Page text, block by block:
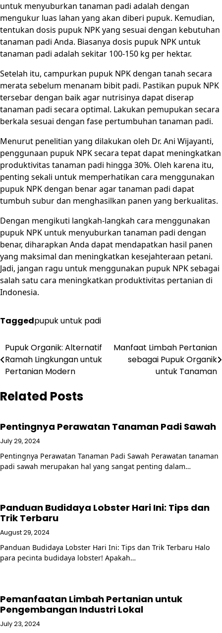
untuk menyuburkan tanaman padi adalah dengan
mengukur luas lahan yang akan diberi pupuk. Kemudian,
tentukan dosis pupuk NPK yang sesuai dengan kebutuhan
tanaman padi Anda. Biasanya dosis pupuk NPK untuk
tanaman padi adalah sekitar 100-150 kg per hektar.
Setelah itu, campurkan pupuk NPK dengan tanah secara
merata sebelum menanam bibit padi. Pastikan pupuk NPK
tersebar dengan baik agar nutrisinya dapat diserap
tanaman padi secara optimal. Lakukan pemupukan secara
berkala sesuai dengan fase pertumbuhan tanaman padi.
Menurut penelitian yang dilakukan oleh Dr. Ani Wijayanti,
penggunaan pupuk NPK secara tepat dapat meningkatkan
produktivitas tanaman padi hingga 30%. Oleh karena itu,
penting sekali untuk memperhatikan cara menggunakan
pupuk NPK dengan benar agar tanaman padi dapat
tumbuh subur dan menghasilkan panen yang berkualitas.
Dengan mengikuti langkah-langkah cara menggunakan
pupuk NPK untuk menyuburkan tanaman padi dengan
benar, diharapkan Anda dapat mendapatkan hasil panen
yang maksimal dan meningkatkan kesejahteraan petani.
Jadi, jangan ragu untuk menggunakan pupuk NPK sebagai
salah satu cara meningkatkan produktivitas pertanian di
Indonesia.
Taggedpupuk untuk padi
Post
navigation
Pupuk Organik: Alternatif
Ramah Lingkungan untuk
Pertanian Modern
Manfaat Limbah Pertanian
sebagai Pupuk Organik
untuk Tanaman
Related Posts
Pentingnya Perawatan Tanaman Padi Sawah
July 29, 2024
Pentingnya Perawatan Tanaman Padi Sawah Perawatan tanaman
padi sawah merupakan hal yang sangat penting dalam…
Panduan Budidaya Lobster Hari Ini: Tips dan
Trik Terbaru
August 29, 2024
Panduan Budidaya Lobster Hari Ini: Tips dan Trik Terbaru Halo
para pecinta budidaya lobster! Apakah…
Pemanfaatan Limbah Pertanian untuk
Pengembangan Industri Lokal
July 23, 2024